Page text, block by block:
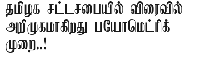
தமிழக சட்டசபையில் விரைவில்
அறிமுகமாகிறது பயோமெட்ரிக்
முறை..!